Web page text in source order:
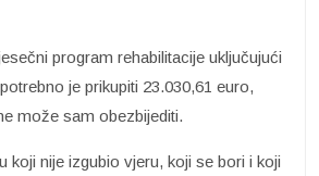
program rehabilitacije uključujući
je prikupiti 23.030,61 euro,
može sam obezbijediti.
koji nije izgubio vjeru, koji se bori i koji